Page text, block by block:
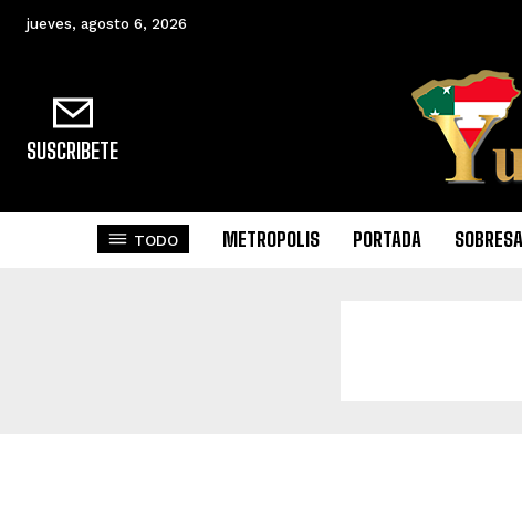
jueves, agosto 6, 2026
SUSCRIBETE
TODO METROPOLIS PORTADA